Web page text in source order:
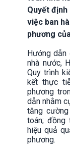
Quyết
việc ban
phương
Hướng dẫn
nhà nước,
Quy trình
kết thực
phương
dẫn nhằm
tăng
toán; đồng
hiệu quả
phương.